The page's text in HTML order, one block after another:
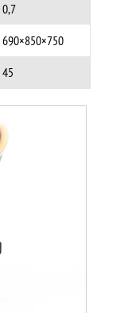
0,7
690×850×750
45